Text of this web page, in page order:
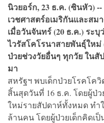
นิวยอร์ก, 23 ธ.ค. (ซินหัว)
เวชศาสตร์อเมริกันและสม
เมื่อวันจันทร์ (20 ธ.ค.) ระ
ไวรัสโคโรนาสายพันธุ์ใหม่
ป่วยช่วงวัยอื่นๆ ทุกวัย ใน
มา
สหรัฐฯ พบเด็กป่วยโรคโควิ
สิ้นสุดวันที่ 16 ธ.ค. โดยผู้ป่ว
ใหม่รายสัปดาห์ทั้งหมด ทำ
ล้านคน โดยผู้ป่วยเด็กคิดเ